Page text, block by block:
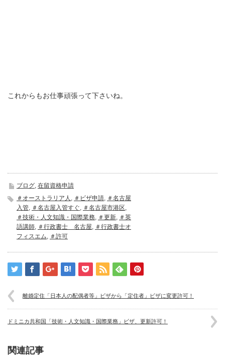
これからもお仕事頑張って下さいね。
ブログ, 在留資格申請
＃オーストラリア人 , ＃ビザ申請, ＃名古屋
入管, ＃名古屋入管すぐ, ＃名古屋市港区,
＃技術・人文知識・国際業務, ＃更新, ＃英
語講師, ＃行政書士 名古屋, ＃行政書士オ
フィスエム, ＃許可
離婚定住「日本人の配偶者等」ビザから「定住者」ビザに変更許可！
ドミニカ共和国「技術・人文知識・国際業務」ビザ、更新許可！
関連記事